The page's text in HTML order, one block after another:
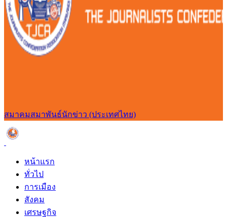
สมาคมสมาพันธ์นักข่าว (ประเทศไทย)
หน้าแรก
ทั่วไป
การเมือง
สังคม
เศรษฐกิจ